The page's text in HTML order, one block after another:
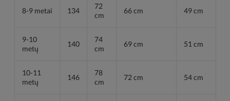
8-9 metai 134
72
cm
66 cm 49 cm
9-10
metų
140
74
cm
69 cm 51 cm
10-11
metų
146
78
cm
72 cm 54 cm